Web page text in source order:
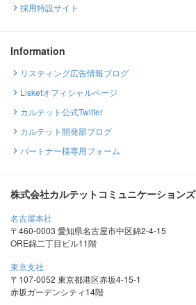
採用特設サイト
Information
リスティング広告情報ブログ
Lisketオフィシャルページ
カルテット公式Twitter
カルテット開発部ブログ
パートナー様専用フォーム
株式会社カルテットコミュニケーションズ
名古屋本社
〒460-0003 愛知県名古屋市中区錦2-4-15
ORE錦二丁目ビル11階
東京支社
〒107-0052 東京都港区赤坂4-15-1
赤坂ガーデンシティ14階